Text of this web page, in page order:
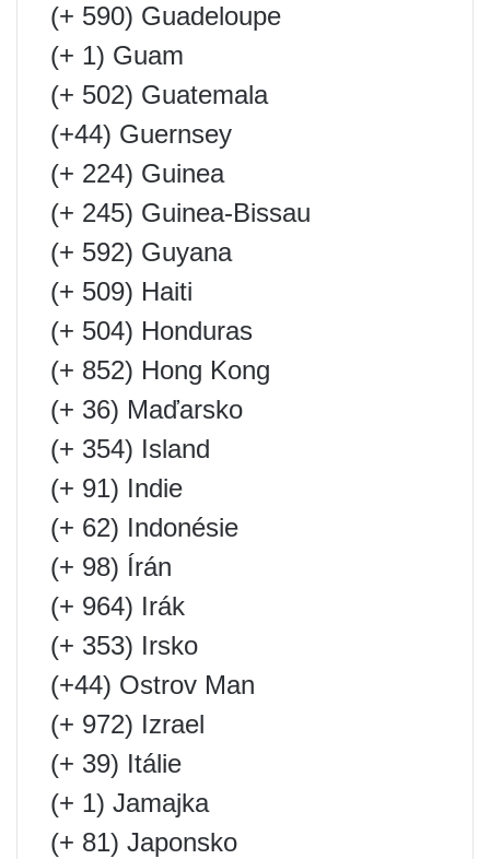
(+ 590) Guadeloupe
(+ 1) Guam
(+ 502) Guatemala
(+44) Guernsey
(+ 224) Guinea
(+ 245) Guinea-Bissau
(+ 592) Guyana
(+ 509) Haiti
(+ 504) Honduras
(+ 852) Hong Kong
(+ 36) Maďarsko
(+ 354) Island
(+ 91) Indie
(+ 62) Indonésie
(+ 98) Írán
(+ 964) Irák
(+ 353) Irsko
(+44) Ostrov Man
(+ 972) Izrael
(+ 39) Itálie
(+ 1) Jamajka
(+ 81) Japonsko